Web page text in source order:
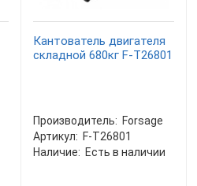
Кантователь двигателя
складной 680кг F-T26801
Производитель: Forsage
Артикул: F-T26801
Наличие: Есть в наличии